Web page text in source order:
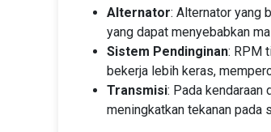
Alternator: Alternator yang
yang dapat menyebabkan
Sistem Pendinginan: RPM
bekerja lebih keras,
Transmisi: Pada
meningkatkan tekanan pada